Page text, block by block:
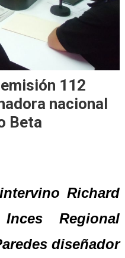
112
nacional
Beta
Richard
Regional
diseñador